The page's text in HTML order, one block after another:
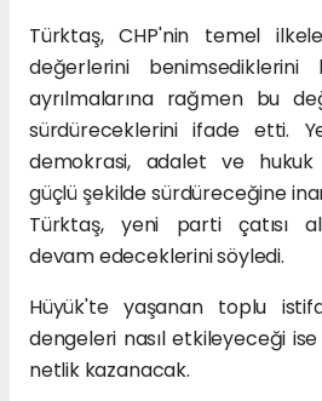
Türktaş, CHP'nin temel
değerlerini
ayrılmalarına rağmen bu
sürdüreceklerini ifade etti.
demokrasi, adalet ve hukuk
güçlü şekilde sürdüreceğine
Türktaş, yeni parti çatısı
devam edeceklerini söyledi.
Hüyük'te yaşanan toplu
dengeleri nasıl etkileyeceği
netlik kazanacak.